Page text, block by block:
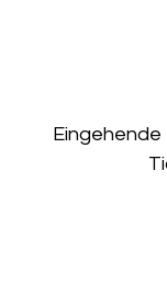
Eingehende